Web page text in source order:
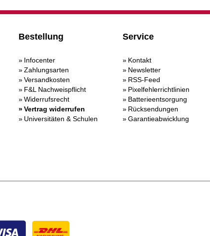
Bestellung
Infocenter
Zahlungsarten
Versandkosten
F&L Nachweispflicht
Widerrufsrecht
Vertrag widerrufen
Universitäten & Schulen
Service
Kontakt
Newsletter
RSS-Feed
Pixelfehlerrichtlinien
Batterieentsorgung
Rücksendungen
Garantieabwicklung